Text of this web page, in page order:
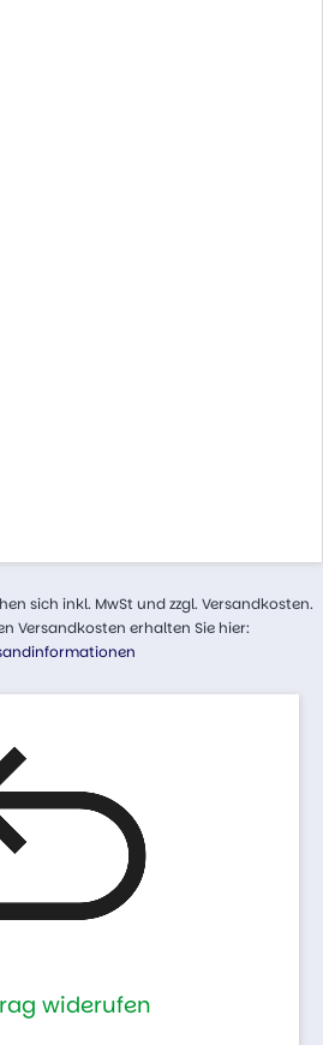
sich inkl. MwSt und zzgl. Versandkosten.
Versandkosten erhalten Sie hier:
widerufen